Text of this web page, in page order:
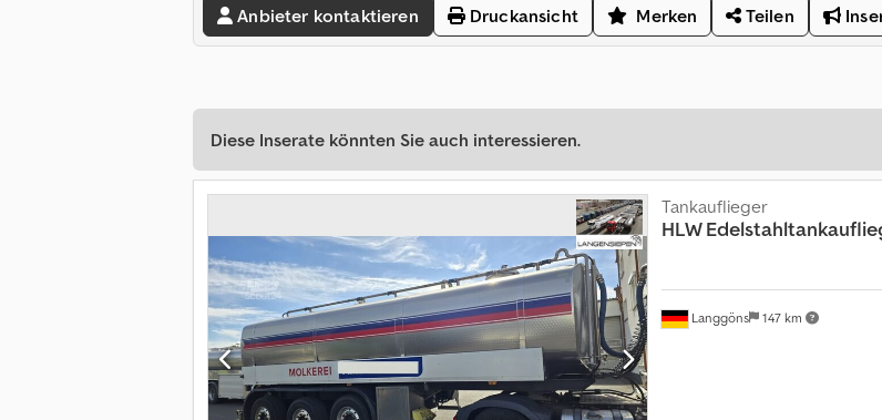
Anbieter kontaktieren Druckansicht Merken Teilen
Diese Inserate könnten Sie auch interessieren.
Langgöns 147 km
Tankauflieger
HLW